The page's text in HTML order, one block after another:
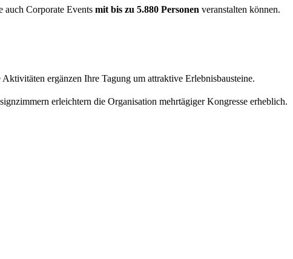
auch Corporate Events mit bis zu 5.880 Personen veranstalten können.
ergänzen Ihre Tagung um attraktive Erlebnisbausteine.
erleichtern die Organisation mehrtägiger Kongresse erheblich.